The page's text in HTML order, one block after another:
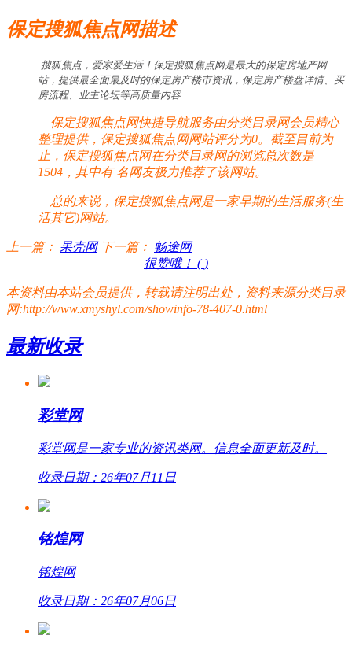
保定搜狐焦点网描述
搜狐焦点，爱家爱生活！保定搜狐焦点网是最大的保定房地产网
站，提供最全面最及时的保定房产楼市资讯，保定房产楼盘详情、买
房流程、业主论坛等高质量内容
保定搜狐焦点网快捷导航服务由分类目录网会员精心
整理提供，保定搜狐焦点网网站评分为0。截至目前为
止，保定搜狐焦点网在分类目录网的浏览总次数是
1504，其中有名网友极力推荐了该网站。
总的来说，保定搜狐焦点网是一家早期的生活服务(生
活其它)网站。
上一篇： 果壳网 下一篇： 畅途网
很赞哦！ ( )
本资料由本站会员提供，转载请注明出处，资料来源分类目录
网:http://www.xmyshyl.com/showinfo-78-407-0.html
最新收录
彩堂网
彩堂网是一家专业的资讯类网。信息全面更新及时。
收录日期：26年07月11日
铭煌网
铭煌网
收录日期：26年07月06日